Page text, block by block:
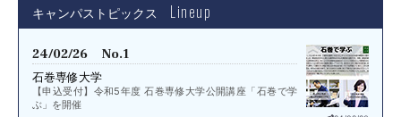
キャンパストピックス Lineup
24/02/26 No.1
石巻専修大学
【申込受付】令和5年度 石巻専修大学公開講座「石巻で学
ぶ」を開催